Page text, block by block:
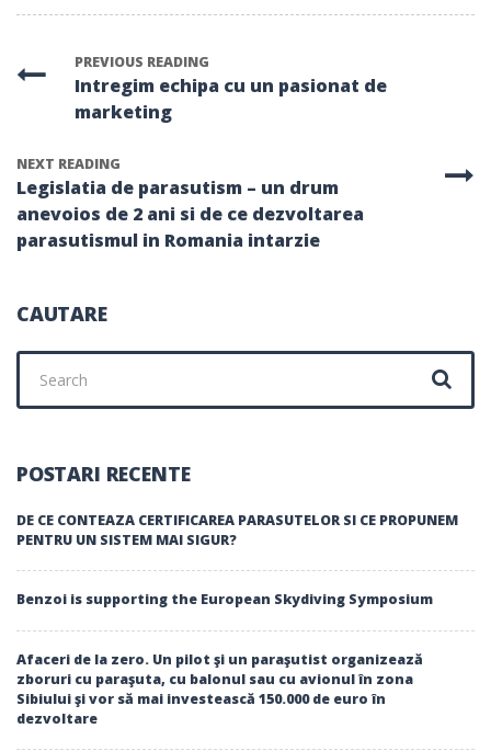
PREVIOUS READING
Intregim echipa cu un pasionat de
marketing
NEXT READING
Legislatia de parasutism – un drum
anevoios de 2 ani si de ce dezvoltarea
parasutismul in Romania intarzie
CAUTARE
Search
for:
POSTARI RECENTE
DE CE CONTEAZA CERTIFICAREA PARASUTELOR SI CE PROPUNEM
PENTRU UN SISTEM MAI SIGUR?
Benzoi is supporting the European Skydiving Symposium
Afaceri de la zero. Un pilot şi un paraşutist organizează
zboruri cu paraşuta, cu balonul sau cu avionul în zona
Sibiului şi vor să mai investească 150.000 de euro în
dezvoltare